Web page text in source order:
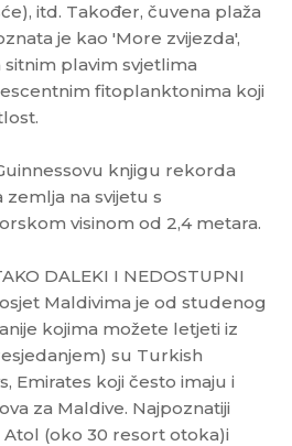
itd. Također, čuvena plaža
je kao 'More zvijezda',
plavim svjetlima
fitoplanktonima koji
knjigu rekorda
zemlja na svijetu s
visinom od 2,4 metara.
DALEKI I NEDOSTUPNI
Maldivima je od studenog
kojima možete letjeti iz
su Turkish
Emirates koji često imaju i
za Maldive. Najpoznatiji
Atol (oko 30 resort otoka)i